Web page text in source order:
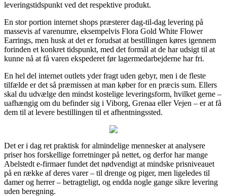
leveringstidspunkt ved det respektive produkt.
En stor portion internet shops præsterer dag-til-dag levering på
massevis af varenumre, eksempelvis Flora Gold White Flower
Earrings, men husk at det er forudsat at bestillingen køres igennem
forinden et konkret tidspunkt, med det formål at de har udsigt til at
kunne nå at få varen ekspederet før lagermedarbejderne har fri.
En hel del internet outlets yder fragt uden gebyr, men i de fleste
tilfælde er det så præmissen at man køber for en præcis sum. Ellers
skal du udvælge den mindst kostelige leveringsform, hvilket gerne –
uafhængig om du befinder sig i Viborg, Grenaa eller Vejen – er at få
dem til at levere bestillingen til et afhentningssted.
Det er i dag ret praktisk for almindelige mennesker at analysere
priser hos forskellige forretninger på nettet, og derfor har mange
Abelstedt e-firmaer fundet det nødvendigt at mindske prisniveauet
på en række af deres varer – til drenge og piger, men ligeledes til
damer og herrer – betragteligt, og endda nogle gange sikre levering
uden beregning.